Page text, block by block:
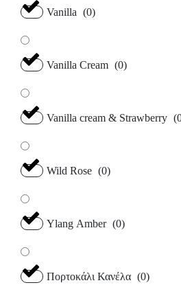
Vanilla (0)
Vanilla Cream (0)
Vanilla cream & Strawberry (
Wild Rose (0)
Ylang Amber (0)
Πορτοκάλι Κανέλα (0)